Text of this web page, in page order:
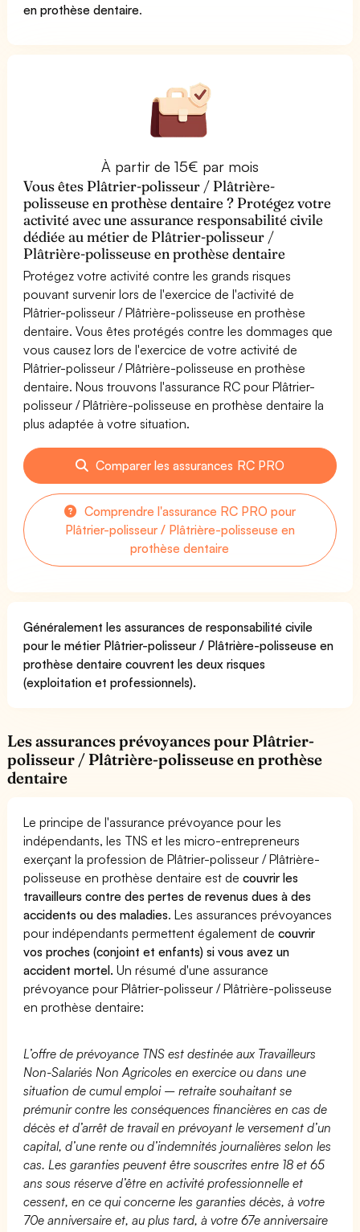
en prothèse dentaire.
À partir de 15€ par mois
Vous êtes Plâtrier-polisseur / Plâtrière-
polisseuse en prothèse dentaire ? Protégez votre
activité avec une assurance responsabilité civile
dédiée au métier de Plâtrier-polisseur /
Plâtrière-polisseuse en prothèse dentaire
Protégez votre activité contre les grands risques
pouvant survenir lors de l'exercice de l'activité de
Plâtrier-polisseur / Plâtrière-polisseuse en prothèse
dentaire. Vous êtes protégés contre les dommages que
vous causez lors de l'exercice de votre activité de
Plâtrier-polisseur / Plâtrière-polisseuse en prothèse
dentaire. Nous trouvons l'assurance RC pour Plâtrier-
polisseur / Plâtrière-polisseuse en prothèse dentaire la
plus adaptée à votre situation.
Comparer les assurances RC PRO
Comprendre l'assurance RC PRO pour
Plâtrier-polisseur / Plâtrière-polisseuse en
prothèse dentaire
Généralement les assurances de responsabilité civile
pour le métier Plâtrier-polisseur / Plâtrière-polisseuse en
prothèse dentaire couvrent les deux risques
(exploitation et professionnels).
Les assurances prévoyances pour Plâtrier-
polisseur / Plâtrière-polisseuse en prothèse
dentaire
Le principe de l'assurance prévoyance pour les
indépendants, les TNS et les micro-entrepreneurs
exerçant la profession de Plâtrier-polisseur / Plâtrière-
polisseuse en prothèse dentaire est decouvrir les
travailleurs contre des pertes de revenus dues à des
accidents ou des maladies. Les assurances prévoyances
pour indépendants permettent également decouvrir
vos proches (conjoint et enfants) si vous avez un
accident mortel. Un résumé d'une assurance
prévoyance pour Plâtrier-polisseur / Plâtrière-polisseuse
en prothèse dentaire:
L’offre de prévoyance TNS est destinée aux Travailleurs
Non-Salariés Non Agricoles en exercice ou dans une
situation de cumul emploi – retraite souhaitant se
prémunir contre les conséquences financières en cas de
décès et d’arrêt de travail en prévoyant le versement d’un
capital, d’une rente ou d’indemnités journalières selon les
cas. Les garanties peuvent être souscrites entre 18 et 65
ans sous réserve d’être en activité professionnelle et
cessent, en ce qui concerne les garanties décès, à votre
70e anniversaire et, au plus tard, à votre 67e anniversaire